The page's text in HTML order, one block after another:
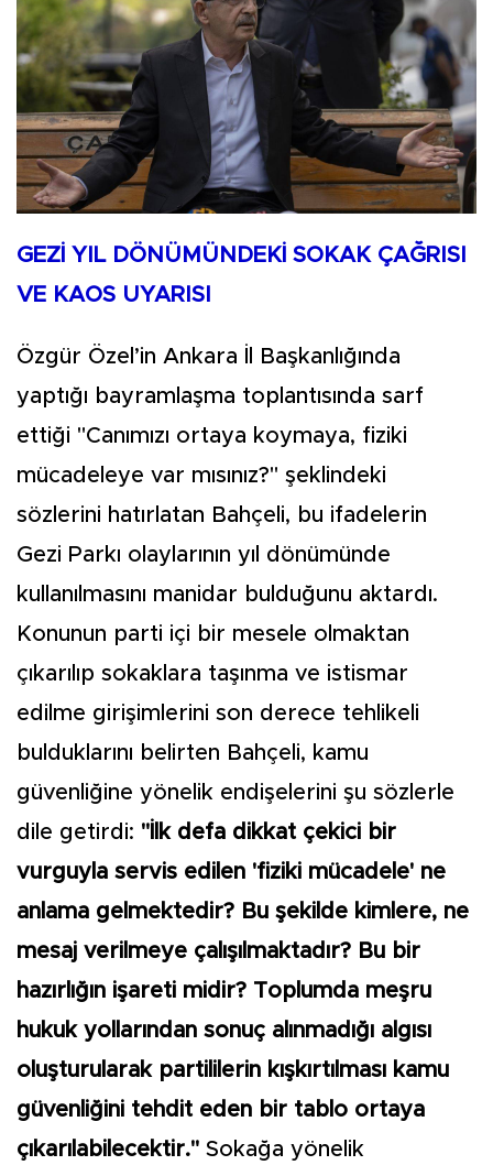
GEZİ YIL DÖNÜMÜNDEKİ SOKAK ÇAĞRISI
VE KAOS UYARISI
Özgür Özel’in Ankara İl Başkanlığında
yaptığı bayramlaşma toplantısında sarf
ettiği "Canımızı ortaya koymaya, fiziki
mücadeleye var mısınız?" şeklindeki
sözlerini hatırlatan Bahçeli, bu ifadelerin
Gezi Parkı olaylarının yıl dönümünde
kullanılmasını manidar bulduğunu aktardı.
Konunun parti içi bir mesele olmaktan
çıkarılıp sokaklara taşınma ve istismar
edilme girişimlerini son derece tehlikeli
bulduklarını belirten Bahçeli, kamu
güvenliğine yönelik endişelerini şu sözlerle
dile getirdi: "İlk defa dikkat çekici bir
vurguyla servis edilen 'fiziki mücadele' ne
anlama gelmektedir? Bu şekilde kimlere, ne
mesaj verilmeye çalışılmaktadır? Bu bir
hazırlığın işareti midir? Toplumda meşru
hukuk yollarından sonuç alınmadığı algısı
oluşturularak partililerin kışkırtılması kamu
güvenliğini tehdit eden bir tablo ortaya
çıkarılabilecektir." Sokağa yönelik